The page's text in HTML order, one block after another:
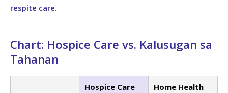
respite care.
Chart: Hospice Care vs. Kalusugan sa
Tahanan
Hospice Care Home Health